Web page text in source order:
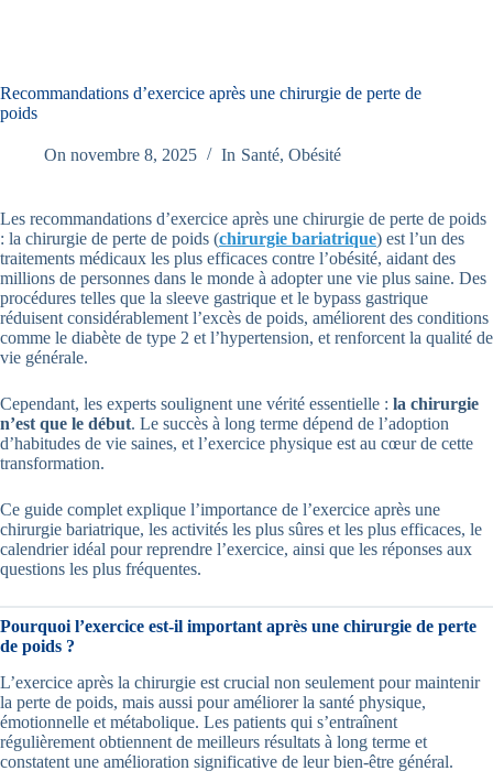
Recommandations d’exercice après une chirurgie de perte de
poids
On novembre 8, 2025 In Santé, Obésité
Les recommandations d’exercice après une chirurgie de perte de poids
: la chirurgie de perte de poids (chirurgie bariatrique) est l’un des
traitements médicaux les plus efficaces contre l’obésité, aidant des
millions de personnes dans le monde à adopter une vie plus saine. Des
procédures telles que la sleeve gastrique et le bypass gastrique
réduisent considérablement l’excès de poids, améliorent des conditions
comme le diabète de type 2 et l’hypertension, et renforcent la qualité de
vie générale.
Cependant, les experts soulignent une vérité essentielle : la chirurgie
n’est que le début. Le succès à long terme dépend de l’adoption
d’habitudes de vie saines, et l’exercice physique est au cœur de cette
transformation.
Ce guide complet explique l’importance de l’exercice après une
chirurgie bariatrique, les activités les plus sûres et les plus efficaces, le
calendrier idéal pour reprendre l’exercice, ainsi que les réponses aux
questions les plus fréquentes.
Pourquoi l’exercice est-il important après une chirurgie de perte
de poids ?
L’exercice après la chirurgie est crucial non seulement pour maintenir
la perte de poids, mais aussi pour améliorer la santé physique,
émotionnelle et métabolique. Les patients qui s’entraînent
régulièrement obtiennent de meilleurs résultats à long terme et
constatent une amélioration significative de leur bien-être général.